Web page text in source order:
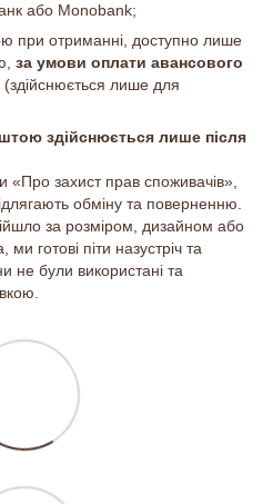
або Monobank;
при отриманні, доступно лише
за умови оплати авансового
(здійснюється лише для
здійснюється лише після
«Про захист прав споживачів»,
обміну та поверненню.
за розміром, дизайном або
готові піти назустріч та
не були використані та